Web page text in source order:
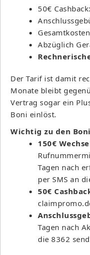
50€ Cashback:
Abzüglich
Der Tarif ist damit
Monate bleibt
Vertrag sogar ein
Boni einlöst.
Wichtig zu den
150€
Tagen nach
per SMS an
50€
Tagen nach
die 8362